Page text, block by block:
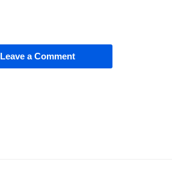
Leave a Comment